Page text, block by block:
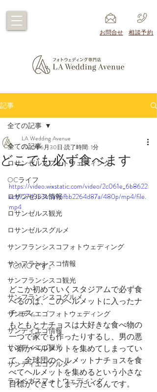
​お問合せ ​相談予約
記事
全ての記事
ロサンゼルスフォトウェディング
OCライフ
ロサンゼルス情報
ロサンゼルス観光
ロサンゼルスグルメ
サンフランシスコフォトウェディング
サンフランシスコ情報
サンフランシスコ観光
サンフランシスコグルメ
サンディエゴフォトウェディング
サンディエゴ情報
サンディエゴ観光
サンディエゴグルメ
ラスベガスフォトウェディング
全ての記事
どこでも必ず食べます
LA Wedding Avenue
2022年6月30日 読了時間: 1分
https://video.wixstatic.com/video/2c061e_6b8622
ecb9274333b3a96fbb2264d87a/480p/mp4/file.
mp4
TOMOです。
どこか初めていくスタジアムで必ず食
べるのは、このヘルメットに入ったナ
チョス。
もともとナチョスは大好きな食べ物の
一つで家でも作ったりするし、男の悪
い癖かヘルメットを集めてしまってい
て、全球団のヘルメットナチョスを食
べてヘルメットを集めるという小さな
目標ができてしまったいるんです。